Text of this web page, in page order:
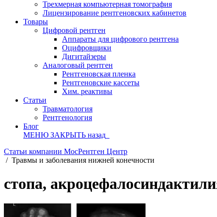
Трехмерная компьютерная томография
Лицензирование рентгеновских кабинетов
Товары
Цифровой рентген
Аппараты для цифрового рентгена
Оцифровщики
Дигитайзеры
Аналоговый рентген
Рентгеновская пленка
Рентгеновские кассеты
Хим. реактивы
Статьи
Травматология
Рентгенология
Блог
МЕНЮ ЗАКРЫТЬ назад
Статьи компании МосРентген Центр
/ Травмы и заболевания нижней конечности
стопа,